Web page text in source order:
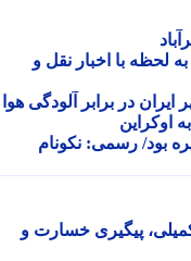
با اخبار نقل و
در برابر آلودگی هوا
رسمی: نکونام
تکمیلی، پیگیری خسارت و